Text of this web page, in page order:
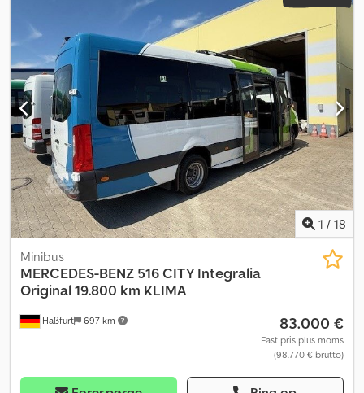
EURO 6 * Automatgear * AIRCONDITION * Klimatisering ved
førerpladsen * Hjælpevarmer / parkeringsvarmer *
Hurtigmonterbare sæder i køretøjet * 3-punkts-seler på sæderne
* Aktuelt 16 + 1 sæder * Udvides til 19 + 1 sæder * Bagest kan der
monteres en alu-klaprampe * Sæder kan justeres bagud *
Konvektorvarme * Tonede ruder Cedpfx Ajrxa R Hodqoha *
Anhængertræk * Luftdyseventilation * Læselamper * Trægulvs-
look * Gardiner * Monitor * osv. * Alle oplysninger er uden ansvar
* Mellemsalg forbeholdes * Vi henviser til vores salgs- og
leveringsbetingelser.
1 / 18
Haßfurt 697 km
Minibus
MERCEDES-BENZ 516 CITY Integralia
Original 19.800 km KLIMA
83.000 €
Fast pris plus moms
(98.770 € brutto)